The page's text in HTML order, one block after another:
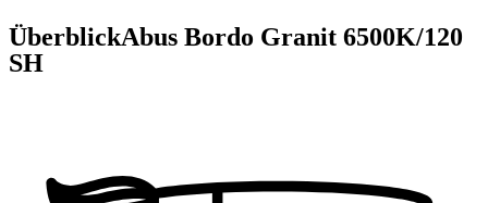
ÜberblickAbus Bordo Granit 6500K/120
SH